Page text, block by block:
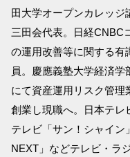
田大学オープンカレッジ
三田会代表。日経CNBC
の運用改善等に関する有
員。慶應義塾大学経済
にて資産運用リスク管理
創業し現職へ。日本テレ
テレビ「サン！シャイン
NEXT」などテレビ・ラ